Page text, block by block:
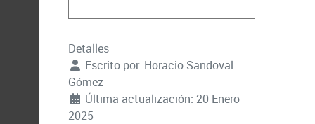
Detalles
Escrito por: Horacio Sandoval
Gómez
Última actualización: 20 Enero
2025